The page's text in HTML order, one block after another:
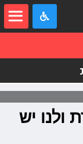
ולנו יש